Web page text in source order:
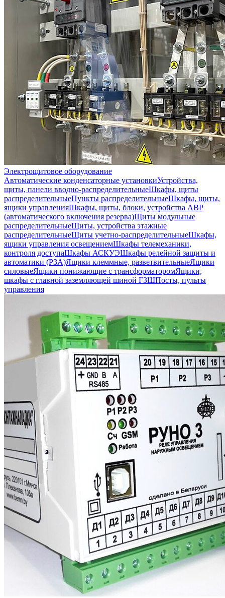
Электрощитовое оборудование
Автоматические конденсаторные установкиУстройства,
щиты, панели вводно-распределительныеШкафы, щиты
распределительныеПункты распределительныеШкафы, щиты,
ящики управленияШкафы, щиты, блоки, устройства АВР
(автоматического включения резерва)Щиты модульные
распределительныеЩиты, устройства этажные
распределительныеЩиты учетно-распределительныеШкафы,
ящики управления освещениемШкафы телемеханики,
контроля доступаШкафы АСКУЭШкафы релейной защиты и
автоматики (РЗА)Ящики клеммные, разветвительныеЯщики
силовыеЯщики понижающие с трансформаторомЯщики,
шкафы с главной заземляющей шиной ГЗШПосты, пульты
управления